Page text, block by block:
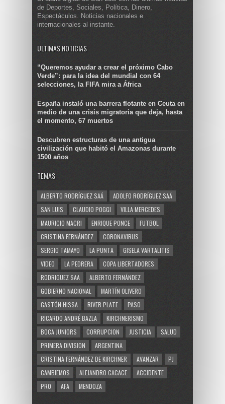
de Deportes, Sociales, Política, Dinero,
Espectáculos. Noticias nacionales e
internacionales al instante.
ULTIMAS NOTICIAS
“Queremos ayudar a crear el próximo Cabo
Verde”: para la idea del mundial con 64
selecciones, la FIFA mira a África
España instaló una barrera flotante en Ceuta en
medio de una crisis migratoria que deja, hasta
el momento, 67 muertos
Descubren estructuras de una antigua
civilización que habitó el Amazonas durante
1500 años
TEMAS
ALBERTO RODRÍGUEZ SAÁ
ADOLFO RODRÍGUEZ SAÁ
SAN LUIS
CLAUDIO POGGI
VILLA MERCEDES
MAURICIO MACRI
ENRIQUE PONCE
FUTBOL
CRISTINA FERNÁNDEZ
CORONAVIRUS
SERGIO TAMAYO
LA PUNTA
GISELA VARTALITIS
VIDEO
LA PEDRERA
COPA LIBERTADORES
RODRIGUEZ SAA
ALBERTO FERNÁNDEZ
GOBIERNO NACIONAL
MARTÍN OLIVERO
GASTÓN HISSA
RIVER PLATE
PASO
RICARDO ANDRÉ BAZLA
KIRCHNERISMO
BOCA JUNIORS
CORRUPCION JUSTICIA
SALUD
PRIMERA DIVISION
ARGENTINA
CRISTINA FERNÁNDEZ DE KIRCHNER
AVANZAR
PJ
CAMBIEMOS
ALEJANDRO CACACE
ACCIDENTE
PRO
AFA MENDOZA